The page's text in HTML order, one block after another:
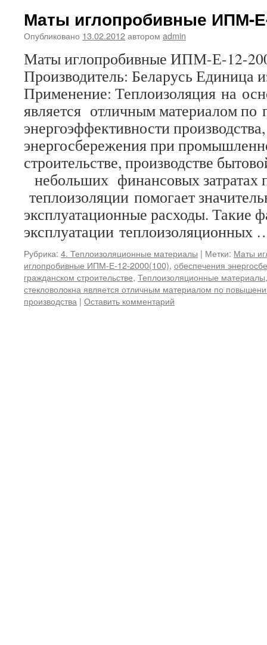
Маты иглопробивные ИПМ-
Опубликовано 13.02.2012автором admin
Маты иглопробивные ИПМ-Е-12-
Производитель: Беларусь Единица
Применение: Теплоизоляция на
является отличным материалом
энергоэффективности
энергосбережения при
строительстве, производстве
небольших финансовых затратах
теплоизоляции помогает
эксплуатационные расходы. Такие
эксплуатации теплоизоляционных
Рубрика: 4. Теплоизоляционные материалы | Метки: Маты
иглопробивные ИПМ-Е-12-2000(100), обеспечения
гражданском строительстве, Теплоизоляционные материалы
стекловолокна является отличным материалом по
производства | Оставить комментарий